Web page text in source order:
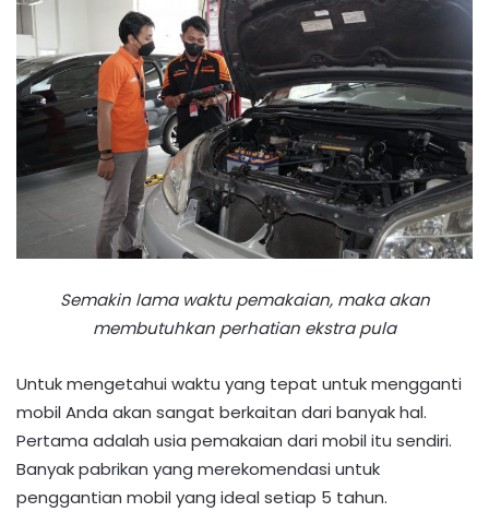
Semakin lama waktu pemakaian, maka akan
membutuhkan perhatian ekstra pula
Untuk mengetahui waktu yang tepat untuk mengganti
mobil Anda akan sangat berkaitan dari banyak hal.
Pertama adalah usia pemakaian dari mobil itu sendiri.
Banyak pabrikan yang merekomendasi untuk
penggantian mobil yang ideal setiap 5 tahun.